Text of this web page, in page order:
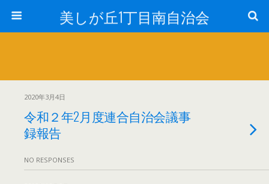
美しが丘1丁目南自治会
2020年3月4日
令和２年2月度連合自治会議事
録報告
NO RESPONSES